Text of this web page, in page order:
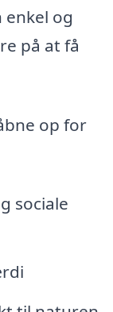
og
på at få
op for
sociale